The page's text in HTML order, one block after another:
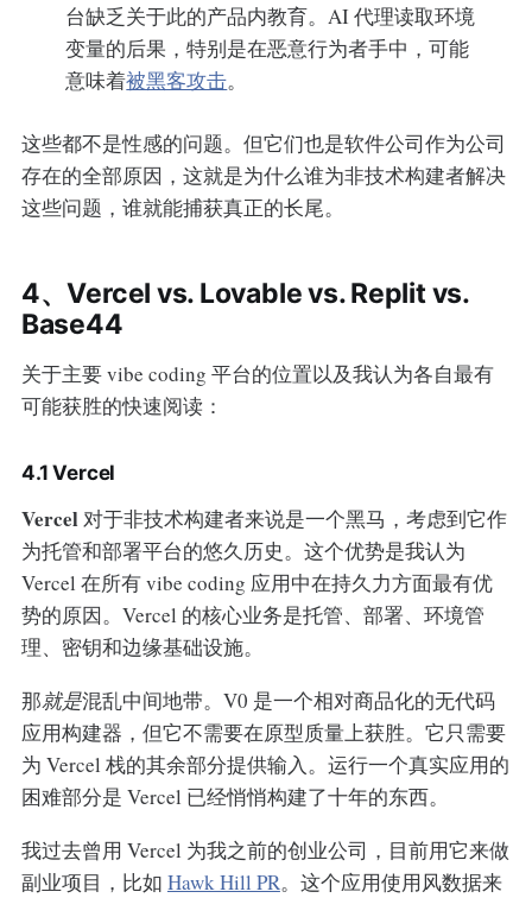
台缺乏关于此的产品内教育。AI 代理读取环境
变量的后果，特别是在恶意行为者手中，可能
意味着被黑客攻击。
这些都不是性感的问题。但它们也是软件公司作为公司
存在的全部原因，这就是为什么谁为非技术构建者解决
这些问题，谁就能捕获真正的长尾。
4、Vercel vs. Lovable vs. Replit vs.
Base44
关于主要 vibe coding 平台的位置以及我认为各自最有
可能获胜的快速阅读：
4.1 Vercel
Vercel对于非技术构建者来说是一个黑马，考虑到它作
为托管和部署平台的悠久历史。这个优势是我认为
Vercel 在所有 vibe coding 应用中在持久力方面最有优
势的原因。Vercel 的核心业务是托管、部署、环境管
理、密钥和边缘基础设施。
那就是混乱中间地带。V0 是一个相对商品化的无代码
应用构建器，但它不需要在原型质量上获胜。它只需要
为 Vercel 栈的其余部分提供输入。运行一个真实应用的
困难部分是 Vercel 已经悄悄构建了十年的东西。
我过去曾用 Vercel 为我之前的创业公司，目前用它来做
副业项目，比如 Hawk Hill PR。这个应用使用风数据来